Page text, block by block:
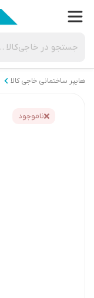
هایپر ساختمانی خاجی‌ کالا
ناموجود